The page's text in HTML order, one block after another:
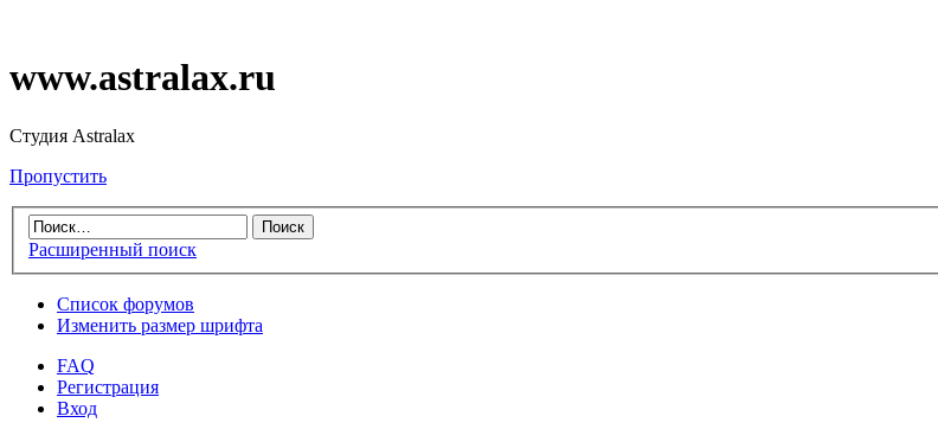
www.astralax.ru
Студия Astralax
Пропустить
Расширенный поиск
Список форумов
Изменить размер шрифта
FAQ
Регистрация
Вход